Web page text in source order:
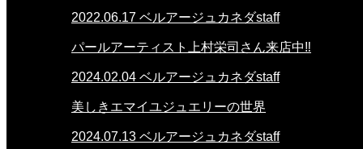
2022.06.17 ベルアージュカネダstaff
パールアーティスト上村栄司さん来店中‼
2024.02.04 ベルアージュカネダstaff
美しきエマイユジュエリーの世界
2024.07.13 ベルアージュカネダstaff